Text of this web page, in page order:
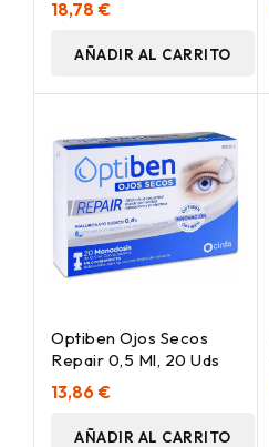
18,78 €
AÑADIR AL CARRITO
Optiben Ojos Secos
Repair 0,5 Ml, 20 Uds
13,86 €
AÑADIR AL CARRITO